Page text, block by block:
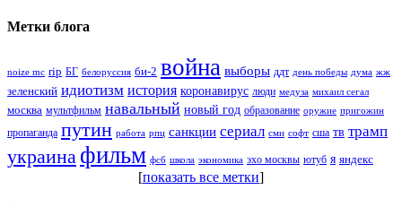
Метки блога
noize mc rip БГ белоруссия би-2 война выборы ддт день победы дума жж
зеленский идиотизм история коронавирус люди медуза михаил сегал
москва мультфильм навальный новый год образование оружие пригожин
пропаганда путин работа рпц санкции сериал сми софт сша тв трамп
украина фильм фсб школа экономика эхо москвы ютуб я яндекс
[показать все метки]